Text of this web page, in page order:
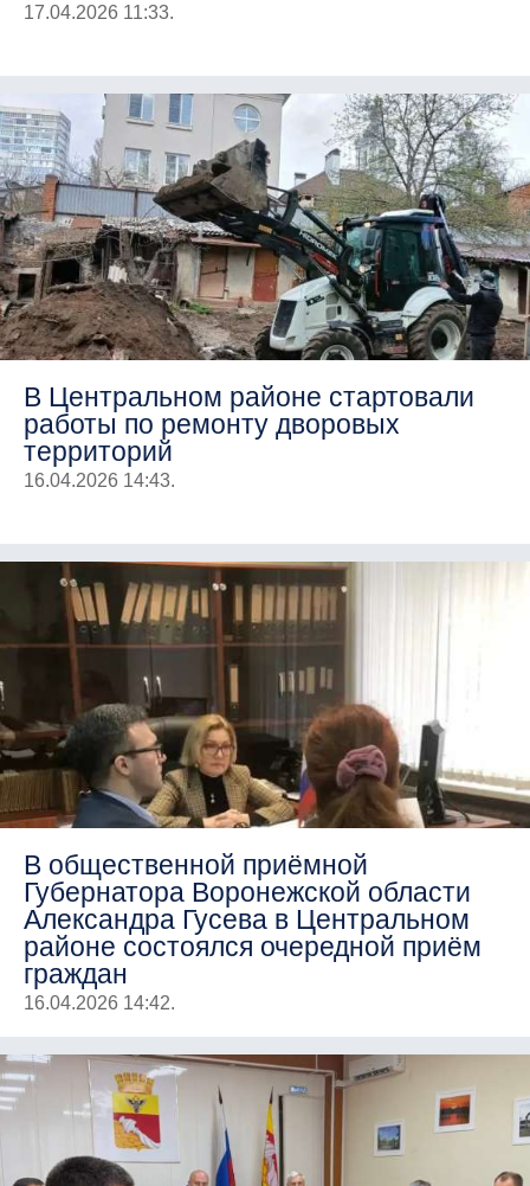
17.04.2026 11:33.
В Центральном районе стартовали
работы по ремонту дворовых
территорий
16.04.2026 14:43.
В общественной приёмной
Губернатора Воронежской области
Александра Гусева в Центральном
районе состоялся очередной приём
граждан
16.04.2026 14:42.